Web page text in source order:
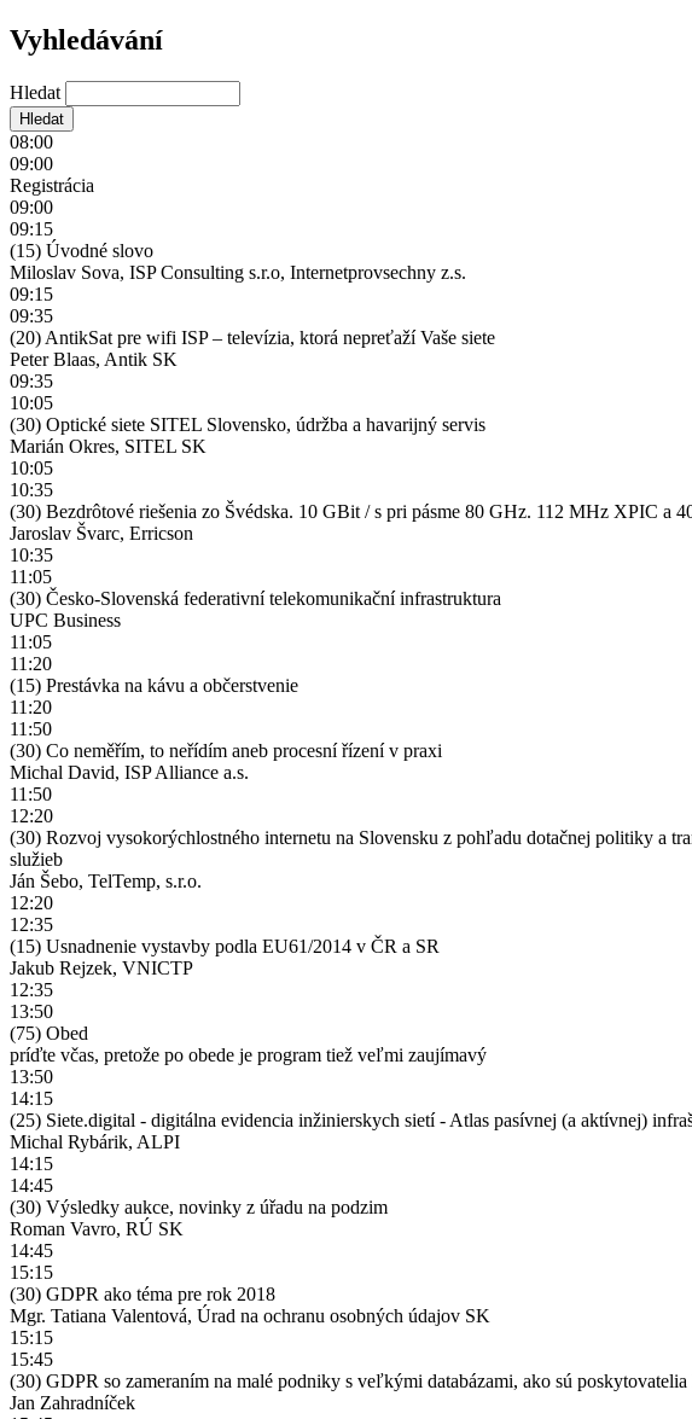
Vyhledávání
Hledat
08:00
09:00
Registrácia
09:00
09:15
(15) Úvodné slovo
Miloslav Sova, ISP Consulting s.r.o, Internetprovsechny z.s.
09:15
09:35
(20) AntikSat pre wifi ISP – televízia, ktorá nepreťaží Vaše siete
Peter Blaas, Antik SK
09:35
10:05
(30) Optické siete SITEL Slovensko, údržba a havarijný servis
Marián Okres, SITEL SK
10:05
10:35
(30) Bezdrôtové riešenia zo Švédska. 10 GBit / s pri pásme 80 GHz. 112 MHz XPIC a
Jaroslav Švarc, Erricson
10:35
11:05
(30) Česko-Slovenská federativní telekomunikační infrastruktura
UPC Business
11:05
11:20
(15) Prestávka na kávu a občerstvenie
11:20
11:50
(30) Co neměřím, to neřídím aneb procesní řízení v praxi
Michal David, ISP Alliance a.s.
11:50
12:20
(30) Rozvoj vysokorýchlostného internetu na Slovensku z pohľadu dotačnej politiky a
služieb
Ján Šebo, TelTemp, s.r.o.
12:20
12:35
(15) Usnadnenie vystavby podla EU61/2014 v ČR a SR
Jakub Rejzek, VNICTP
12:35
13:50
(75) Obed
príďte včas, pretože po obede je program tiež veľmi zaujímavý
13:50
14:15
(25) Siete.digital - digitálna evidencia inžinierskych sietí - Atlas pasívnej (a aktívnej)
Michal Rybárik, ALPI
14:15
14:45
(30) Výsledky aukce, novinky z úřadu na podzim
Roman Vavro, RÚ SK
14:45
15:15
(30) GDPR ako téma pre rok 2018
Mgr. Tatiana Valentová, Úrad na ochranu osobných údajov SK
15:15
15:45
(30) GDPR so zameraním na malé podniky s veľkými databázami, ako sú poskytovatelia
Jan Zahradníček